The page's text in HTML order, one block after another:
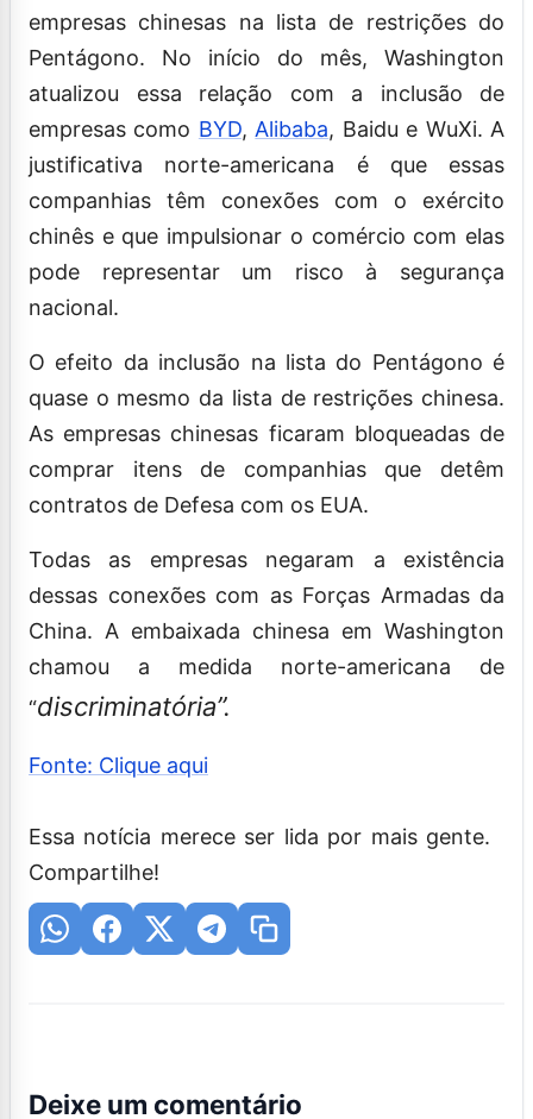
empresas chinesas na lista de restrições do
Pentágono. No início do mês, Washington
atualizou essa relação com a inclusão de
empresas como BYD, Alibaba, Baidu e WuXi. A
justificativa norte-americana é que essas
companhias têm conexões com o exército
chinês e que impulsionar o comércio com elas
pode representar um risco à segurança
nacional.
O efeito da inclusão na lista do Pentágono é
quase o mesmo da lista de restrições chinesa.
As empresas chinesas ficaram bloqueadas de
comprar itens de companhias que detêm
contratos de Defesa com os EUA.
Todas as empresas negaram a existência
dessas conexões com as Forças Armadas da
China. A embaixada chinesa em Washington
chamou a medida norte-americana de
“discriminatória”.
Fonte: Clique aqui
Essa notícia merece ser lida por mais gente.
Compartilhe!
Deixe um comentário